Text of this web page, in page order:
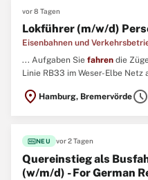
vor 8 Tagen
Lokführer (m/w/d)
Eisenbahnen und
... Aufgaben Sie fahren die
Linie RB33 im Weser-Elbe
befördern unsere Fahrgäste in
location_on Hamburg, Bremervördeschedule
fiber_newNEU vor 2 Tagen
Quereinstieg als
(w/m/d) - For German